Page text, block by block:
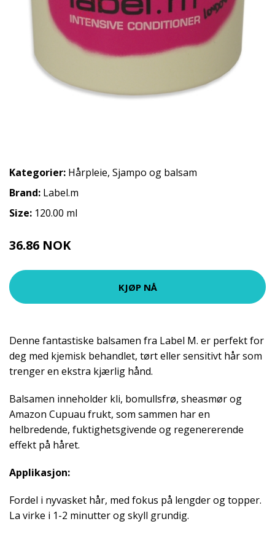
Kategorier: Hårpleie, Sjampo og balsam
Brand: Label.m
Size: 120.00 ml
36.86 NOK
KJØP NÅ
Denne fantastiske balsamen fra Label M. er perfekt for
deg med kjemisk behandlet, tørt eller sensitivt hår som
trenger en ekstra kjærlig hånd.
Balsamen inneholder kli, bomullsfrø, sheasmør og
Amazon Cupuau frukt, som sammen har en
helbredende, fuktighetsgivende og regenererende
effekt på håret.
Applikasjon:
Fordel i nyvasket hår, med fokus på lengder og topper.
La virke i 1-2 minutter og skyll grundig.